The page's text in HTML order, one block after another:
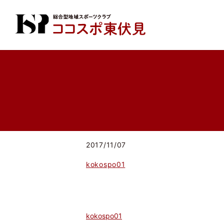
2017/11/07
kokospo01
kokospo01